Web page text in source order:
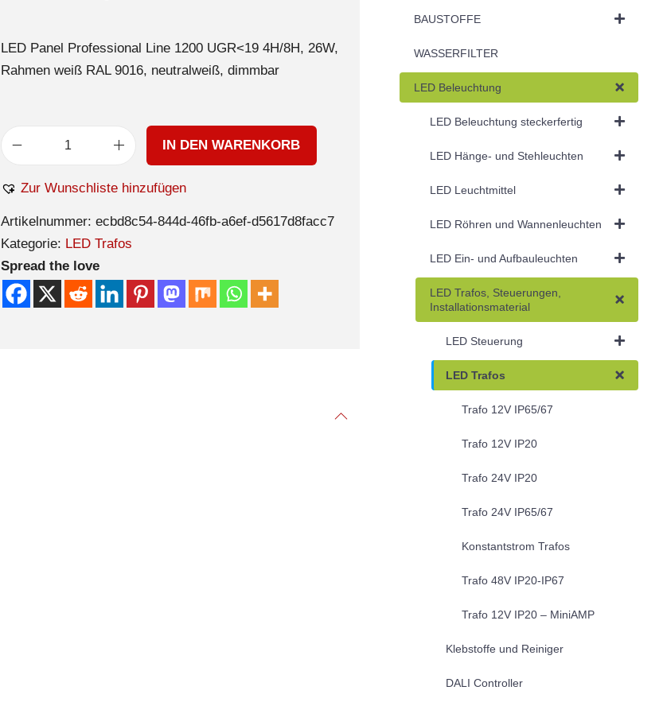
LED Panel Professional Line 1200 UGR<19 4H/8H, 26W,
Rahmen weiß RAL 9016, neutralweiß, dimmbar
IN DEN WARENKORB
Zur Wunschliste hinzufügen
Artikelnummer: ecbd8c54-844d-46fb-a6ef-d5617d8facc7
Kategorie: LED Trafos
Spread the love
BAUSTOFFE
WASSERFILTER
LED Beleuchtung
LED Beleuchtung steckerfertig
LED Hänge- und Stehleuchten
LED Leuchtmittel
LED Röhren und Wannenleuchten
LED Ein- und Aufbauleuchten
LED Trafos, Steuerungen,
Installationsmaterial
LED Steuerung
LED Trafos
Trafo 12V IP65/67
Trafo 12V IP20
Trafo 24V IP20
Trafo 24V IP65/67
Konstantstrom Trafos
Trafo 48V IP20-IP67
Trafo 12V IP20 – MiniAMP
Klebstoffe und Reiniger
DALI Controller